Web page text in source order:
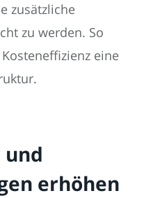
zusätzliche
zu werden. So
eine
erhöhen